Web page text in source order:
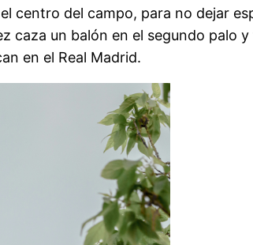
centro del campo, para no dejar
un balón en el segundo palo
en el Real Madrid.